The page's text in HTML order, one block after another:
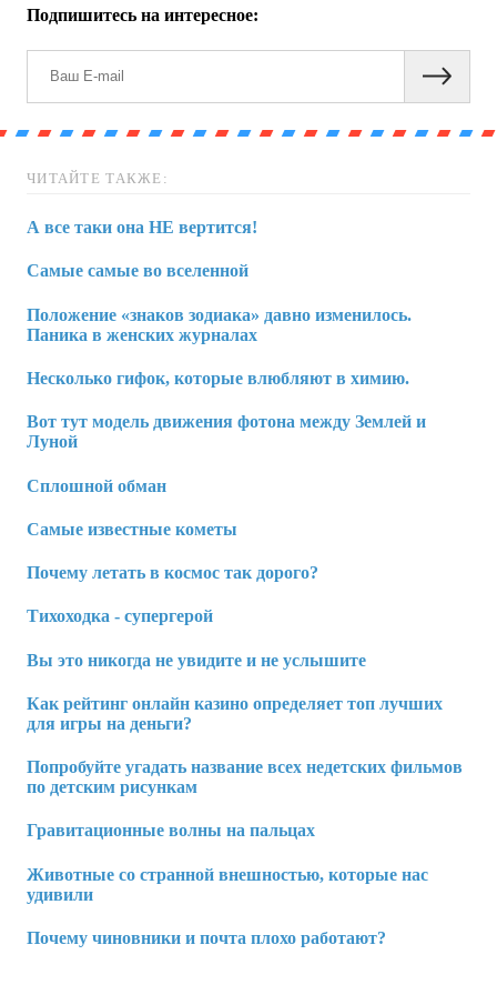
Подпишитесь на интересное:
ЧИТАЙТЕ ТАКЖЕ:
А все таки она НЕ вертится!
Самые самые во вселенной
Положение «знаков зодиака» давно изменилось.
Паника в женских журналах
Несколько гифок, которые влюбляют в химию.
Вот тут модель движения фотона между Землей и
Луной
Сплошной обман
Самые известные кометы
Почему летать в космос так дорого?
Тихоходка - супергерой
Вы это никогда не увидите и не услышите
Как рейтинг онлайн казино определяет топ лучших
для игры на деньги?
Попробуйте угадать название всех недетских фильмов
по детским рисункам
Гравитационные волны на пальцах
Животные со странной внешностью, которые нас
удивили
Почему чиновники и почта плохо работают?